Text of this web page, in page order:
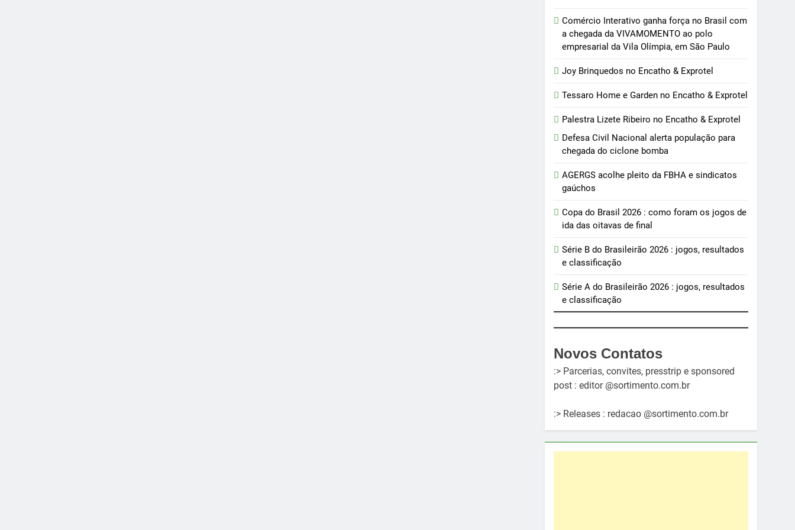
Comércio Interativo ganha força no Brasil com
a chegada da VIVAMOMENTO ao polo
empresarial da Vila Olímpia, em São Paulo
Joy Brinquedos no Encatho & Exprotel
Tessaro Home e Garden no Encatho & Exprotel
Palestra Lizete Ribeiro no Encatho & Exprotel
Defesa Civil Nacional alerta população para
chegada do ciclone bomba
AGERGS acolhe pleito da FBHA e sindicatos
gaúchos
Copa do Brasil 2026 : como foram os jogos de
ida das oitavas de final
Série B do Brasileirão 2026 : jogos, resultados
e classificação
Série A do Brasileirão 2026 : jogos, resultados
e classificação
Novos Contatos
:> Parcerias, convites, presstrip e sponsored
post : editor @sortimento.com.br
:> Releases : redacao @sortimento.com.br